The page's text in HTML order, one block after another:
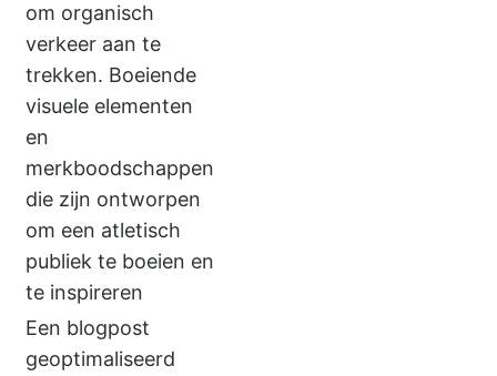
om organisch
verkeer aan te
trekken. Boeiende
visuele elementen
en
merkboodschappen
die zijn ontworpen
om een atletisch
publiek te boeien en
te inspireren
Een blogpost
geoptimaliseerd